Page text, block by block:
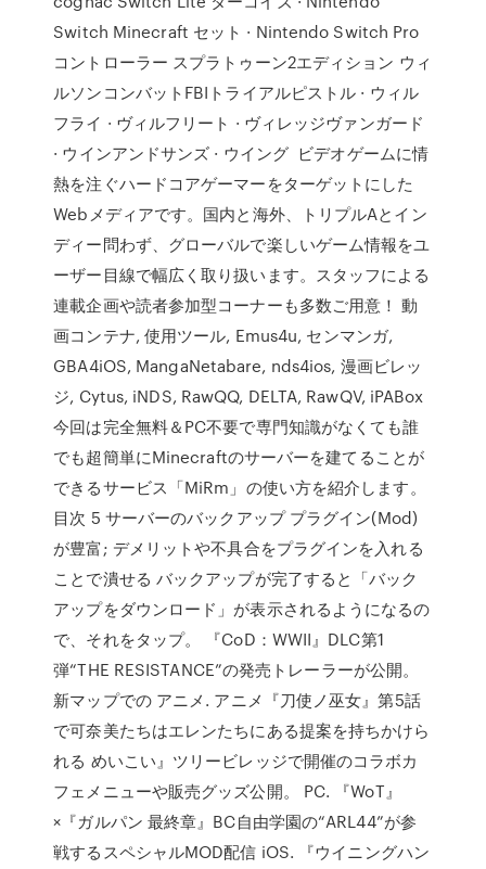
Switch Minecraft セット · Nintendo Switch Pro
コントローラー スプラトゥーン2エディション ウィ
ルソンコンバットFBIトライアルピストル · ウィル
フライ · ヴィルフリート · ヴィレッジヴァンガード
· ウインアンドサンズ · ウイング ビデオゲームに情
熱を注ぐハードコアゲーマーをターゲットにした
Webメディアです。国内と海外、トリプルAとイン
ディー問わず、グローバルで楽しいゲーム情報をユ
ーザー目線で幅広く取り扱います。スタッフによる
連載企画や読者参加型コーナーも多数ご用意！ 動
画コンテナ, 使用ツール, Emus4u, センマンガ,
GBA4iOS, MangaNetabare, nds4ios, 漫画ビレッ
ジ, Cytus, iNDS, RawQQ, DELTA, RawQV, iPABox
今回は完全無料＆PC不要で専門知識がなくても誰
でも超簡単にMinecraftのサーバーを建てることが
できるサービス「MiRm」の使い方を紹介します。
目次 5 サーバーのバックアップ プラグイン(Mod)
が豊富; デメリットや不具合をプラグインを入れる
ことで潰せる バックアップが完了すると「バック
アップをダウンロード」が表示されるようになるの
で、それをタップ。 『CoD：WWII』DLC第1
弾“THE RESISTANCE”の発売トレーラーが公開。
新マップでの アニメ. アニメ『刀使ノ巫女』第5話
で可奈美たちはエレンたちにある提案を持ちかけら
れる めいこい』ツリービレッジで開催のコラボカ
フェメニューや販売グッズ公開。 PC. 『WoT』
×『ガルパン 最終章』BC自由学園の“ARL44”が参
戦するスペシャルMOD配信 iOS. 『ウイニングハン